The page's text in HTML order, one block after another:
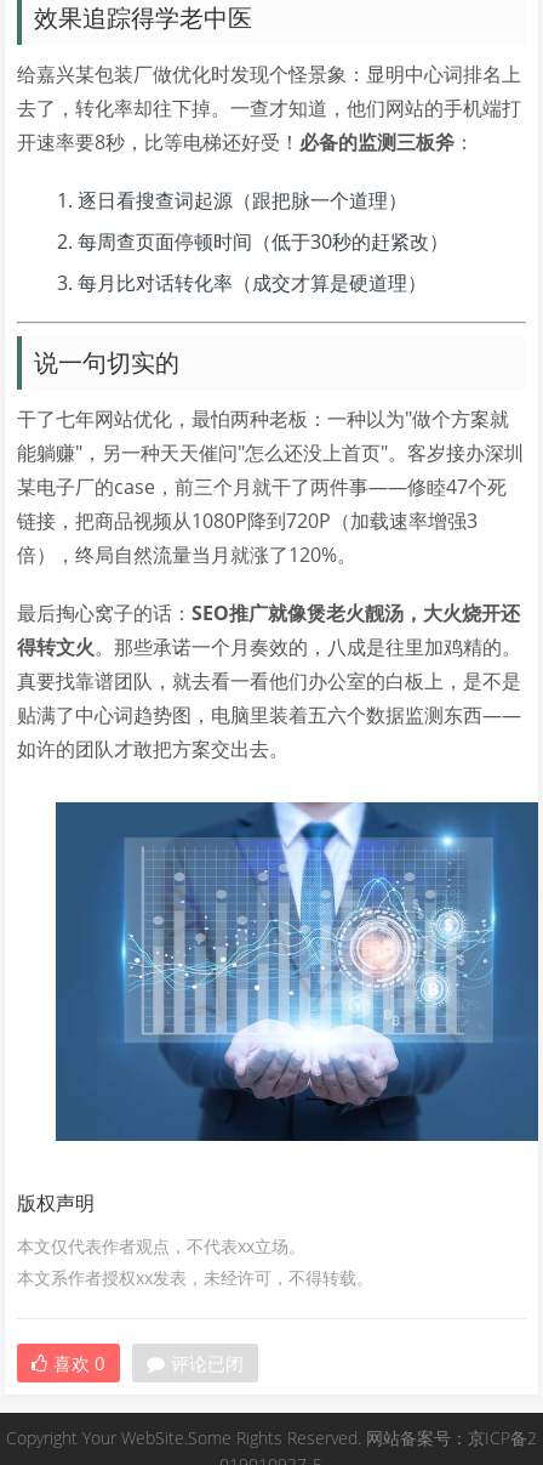
效果追踪得学老中医
给嘉兴某包装厂做优化时发现个怪景象：显明中心词排名上
去了，转化率却往下掉。一查才知道，他们网站的手机端打
开速率要8秒，比等电梯还好受！ 必备的监测三板斧 ：
逐日看搜查词起源（跟把脉一个道理）
每周查页面停顿时间（低于30秒的赶紧改）
每月比对话转化率（成交才算是硬道理）
说一句切实的
干了七年网站优化，最怕两种老板：一种以为"做个方案就
能躺赚"，另一种天天催问"怎么还没上首页"。客岁接办深圳
某电子厂的case，前三个月就干了两件事——修睦47个死
链接，把商品视频从1080P降到720P（加载速率增强3
倍），终局自然流量当月就涨了120%。
最后掏心窝子的话：SEO推广就像煲老火靓汤，大火烧开还
得转文火。那些承诺一个月奏效的，八成是往里加鸡精的。
真要找靠谱团队，就去看一看他们办公室的白板上，是不是
贴满了中心词趋势图，电脑里装着五六个数据监测东西——
如许的团队才敢把方案交出去。
版权声明
本文仅代表作者观点，不代表xx立场。
本文系作者授权xx发表，未经许可，不得转载。
喜欢 0 评论已闭
Copyright Your WebSite.Some Rights Reserved. 网站备案号：京ICP备2